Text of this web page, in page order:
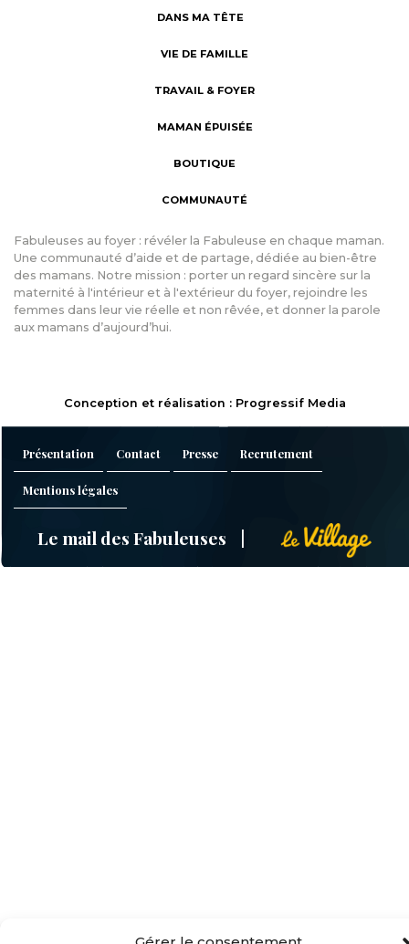
DANS MA TÊTE
VIE DE FAMILLE
TRAVAIL & FOYER
MAMAN ÉPUISÉE
BOUTIQUE
COMMUNAUTÉ
Fabuleuses au foyer : révéler la Fabuleuse en chaque maman.
Une communauté d’aide et de partage, dédiée au bien-être
des mamans. Notre mission : porter un regard sincère sur la
maternité à l'intérieur et à l'extérieur du foyer, rejoindre les
femmes dans leur vie réelle et non rêvée, et donner la parole
aux mamans d’aujourd’hui.
Conception et réalisation : Progressif Media
Présentation Contact Presse Recrutement
Mentions légales
Le mail des Fabuleuses